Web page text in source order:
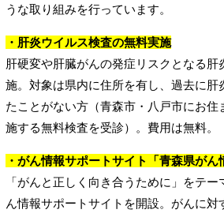
うな取り組みを行っています。
・肝炎ウイルス検査の無料実施
肝硬変や肝臓がんの発症リスクとなる肝
施。対象は県内に住所を有し、過去に肝
たことがない方（青森市・八戸市にお住
施する無料検査を受診）。費用は無料。
・がん情報サポートサイト「青森県が
「がんと正しく向き合うために」をテ
ん情報サポートサイトを開設。がんに対